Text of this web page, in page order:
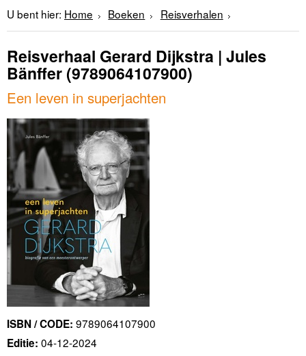
U bent hier: Home Boeken Reisverhalen
Reisverhaal Gerard Dijkstra | Jules
Bänffer (9789064107900)
Een leven in superjachten
ISBN / CODE: 9789064107900
Editie: 04-12-2024